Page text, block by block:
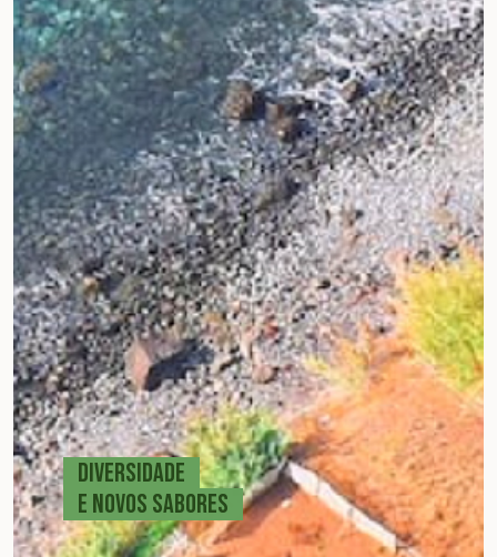
DIVERSIDADE
E NOVOS SABORES